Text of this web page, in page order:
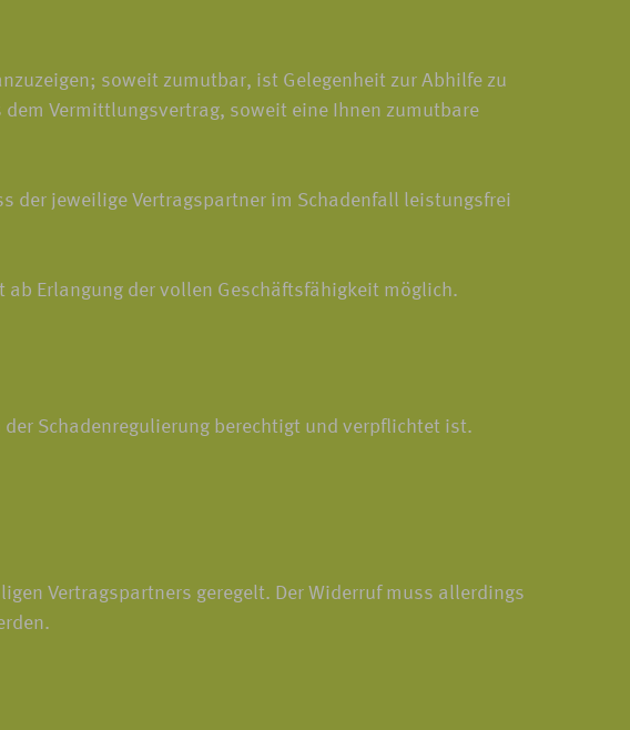
soweit zumutbar, ist Gelegenheit zur Abhilfe zu
Vermittlungsvertrag, soweit eine Ihnen zumutbare
der jeweilige Vertragspartner im Schadenfall leistungsfrei
Erlangung der vollen Geschäftsfähigkeit möglich.
Schadenregulierung berechtigt und verpflichtet ist.
Vertragspartners geregelt. Der Widerruf muss allerdings